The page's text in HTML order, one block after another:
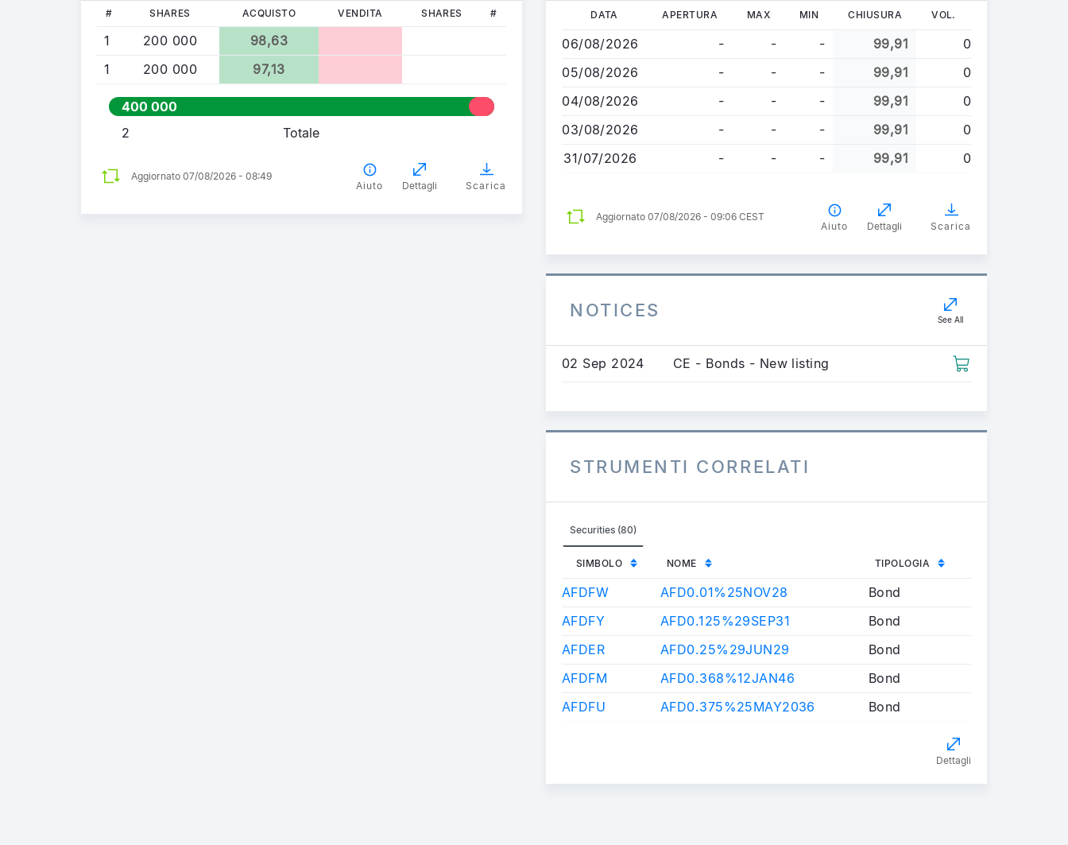
# SHARES ACQUISTO VENDITA SHARES #
1 200 000
98,63
1
200 000 97,13
400 000
2
Totale
Aggiornato 07/08/2026 - 08:49
Aiuto
Dettagli Scarica
contenuto
principale
DATA APERTURA MAX MIN CHIUSURA VOL.
06/08/2026 - - - 99,91
0
05/08/2026
- - - 99,91
0
04/08/2026
- - - 99,91
0
03/08/2026
- - - 99,91
0
31/07/2026
- - - 99,91 0
Aggiornato 07/08/2026 - 09:06 CEST
Aiuto
Dettagli Scarica
NOTICES See All
02 Sep 2024 CE - Bonds - New listing
STRUMENTI CORRELATI
Securities (80)
SIMBOLO NOME TIPOLOGIA
AFDFW AFD0.01%25NOV28
Bond
AFDFY
AFD0.125%29SEP31
Bond
AFDER
AFD0.25%29JUN29
Bond
AFDFM
AFD0.368%12JAN46
Bond
AFDFU
AFD0.375%25MAY2036 Bond
Dettagli